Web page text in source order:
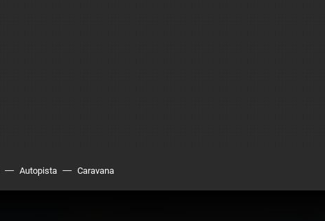
Autopista Caravana